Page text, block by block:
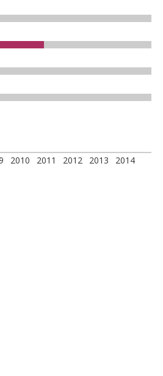
2010 2011 2012 2013
2014